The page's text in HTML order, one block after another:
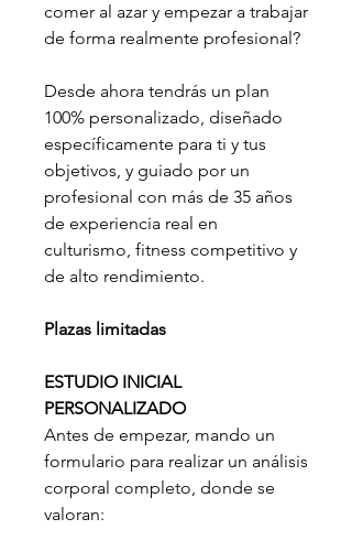
comer al azar y empezar a trabajar
de forma realmente profesional?
Desde ahora tendrás un plan
100% personalizado, diseñado
específicamente para ti y tus
objetivos, y guiado por un
profesional con más de 35 años
de experiencia real en
culturismo, fitness competitivo y
de alto rendimiento.
Plazas limitadas
ESTUDIO INICIAL
PERSONALIZADO
Antes de empezar, mando un
formulario para realizar un análisis
corporal completo, donde se
valoran: